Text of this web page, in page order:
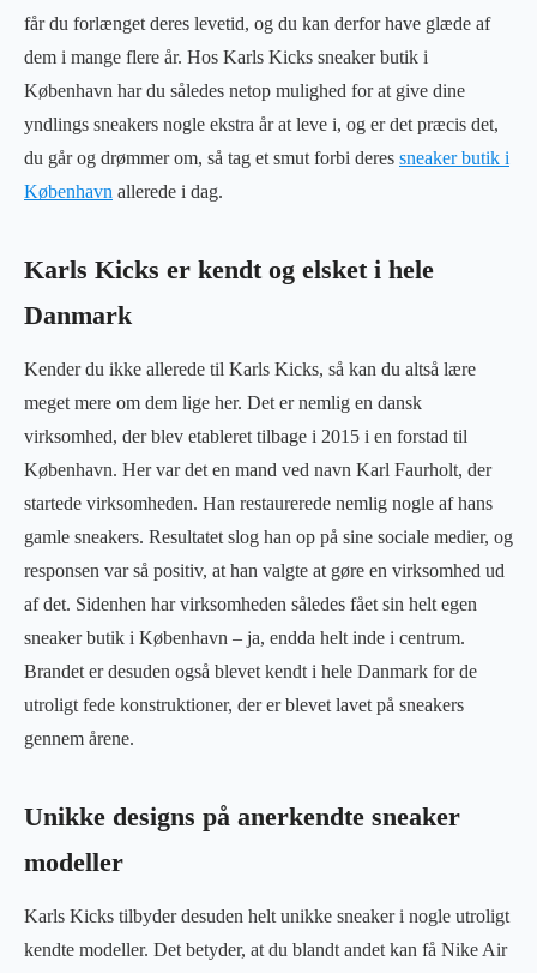
får du forlænget deres levetid, og du kan derfor have glæde af
dem i mange flere år. Hos Karls Kicks sneaker butik i
København har du således netop mulighed for at give dine
yndlings sneakers nogle ekstra år at leve i, og er det præcis det,
du går og drømmer om, så tag et smut forbi deres sneaker butik i
København allerede i dag.
Karls Kicks er kendt og elsket i hele
Danmark
Kender du ikke allerede til Karls Kicks, så kan du altså lære
meget mere om dem lige her. Det er nemlig en dansk
virksomhed, der blev etableret tilbage i 2015 i en forstad til
København. Her var det en mand ved navn Karl Faurholt, der
startede virksomheden. Han restaurerede nemlig nogle af hans
gamle sneakers. Resultatet slog han op på sine sociale medier, og
responsen var så positiv, at han valgte at gøre en virksomhed ud
af det. Sidenhen har virksomheden således fået sin helt egen
sneaker butik i København – ja, endda helt inde i centrum.
Brandet er desuden også blevet kendt i hele Danmark for de
utroligt fede konstruktioner, der er blevet lavet på sneakers
gennem årene.
Unikke designs på anerkendte sneaker
modeller
Karls Kicks tilbyder desuden helt unikke sneaker i nogle utroligt
kendte modeller. Det betyder, at du blandt andet kan få Nike Air